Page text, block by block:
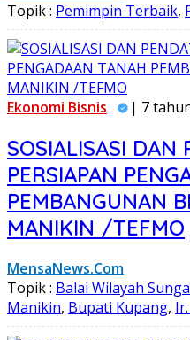
Topik : Pemimpin Terbaik,
Ekonomi Bisnis | 7
SOSIALISASI DAN
PERSIAPAN
PEMBANGUNAN
MANIKIN /TEFMO
MensaNews.Com
Topik : Balai Wilayah
Manikin, Bupati Kupang,